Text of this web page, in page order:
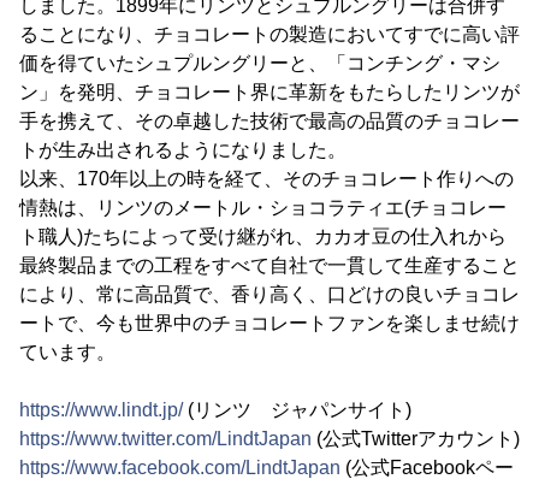
しました。1899年にリンツとシュプルングリーは合併す
ることになり、チョコレートの製造においてすでに高い評
価を得ていたシュプルングリーと、「コンチング・マシ
ン」を発明、チョコレート界に革新をもたらしたリンツが
手を携えて、その卓越した技術で最高の品質のチョコレー
トが生み出されるようになりました。
以来、170年以上の時を経て、そのチョコレート作りへの
情熱は、リンツのメートル・ショコラティエ(チョコレー
ト職人)たちによって受け継がれ、カカオ豆の仕入れから
最終製品までの工程をすべて自社で一貫して生産すること
により、常に高品質で、香り高く、口どけの良いチョコレ
ートで、今も世界中のチョコレートファンを楽しませ続け
ています。
https://www.lindt.jp/(リンツ ジャパンサイト)
https://www.twitter.com/LindtJapan (公式Twitterアカウント)
https://www.facebook.com/LindtJapan (公式Facebookペー